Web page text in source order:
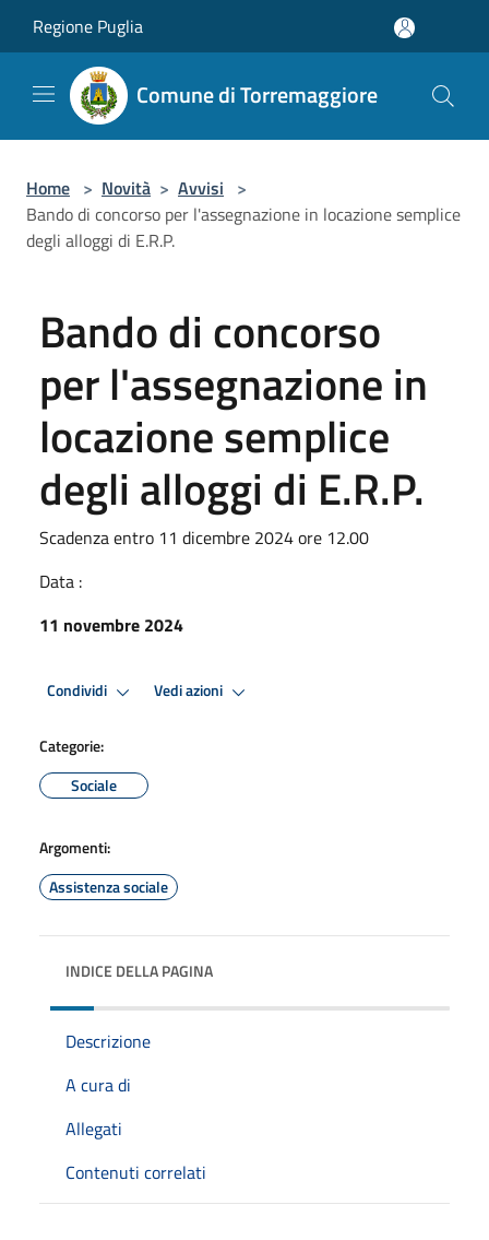
Regione Puglia
Comune di Torremaggiore
Home > Novità > Avvisi >
Bando di concorso per l'assegnazione in locazione semplice
degli alloggi di E.R.P.
Bando di concorso
per l'assegnazione in
locazione semplice
degli alloggi di E.R.P.
Scadenza entro 11 dicembre 2024 ore 12.00
Data :
11 novembre 2024
Condividi Premi Invio per attivare. apre menu
Vedi azioni
Categorie:
Sociale
Argomenti:
Assistenza sociale
INDICE DELLA PAGINA
Descrizione
A cura di
Allegati
Contenuti correlati